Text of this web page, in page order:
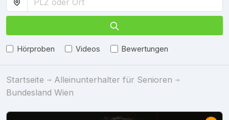
Hörproben Videos Bewertungen
Startseite
Alleinunterhalter für Senioren
Bundesland Wien